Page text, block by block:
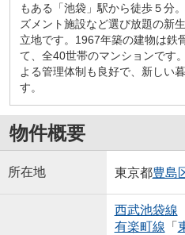
もある「池袋」駅から徒歩５分
ズメント施設など選び放題の新
立地です。1967年築の建物は鉄
て、全40世帯のマンションです
よる管理体制も良好で、新しい
す。
物件概要
所在地 東京都豊島
西武池袋線 「
有楽町線 「